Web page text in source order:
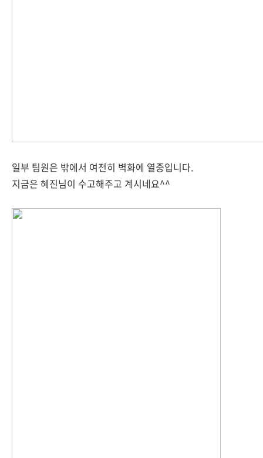
일부 팀원은 밖에서 여전히 벽화에 열중입니다.
지금은 혜진님이 수고해주고 계시네요^^